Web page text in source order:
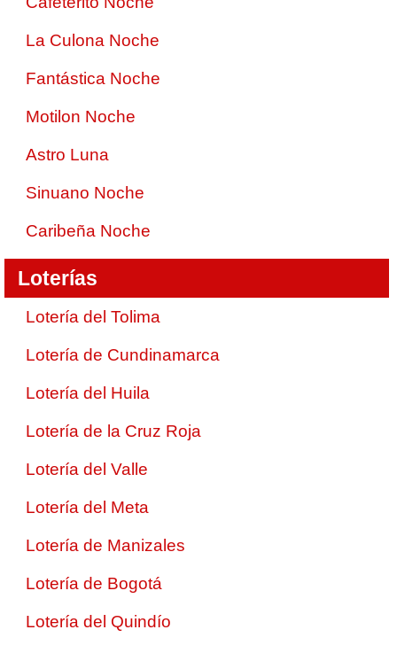
La Culona Noche
Fantástica Noche
Motilon Noche
Astro Luna
Sinuano Noche
Caribeña Noche
Loterías
Lotería del Tolima
Lotería de Cundinamarca
Lotería del Huila
Lotería de la Cruz Roja
Lotería del Valle
Lotería del Meta
Lotería de Manizales
Lotería de Bogotá
Lotería del Quindío